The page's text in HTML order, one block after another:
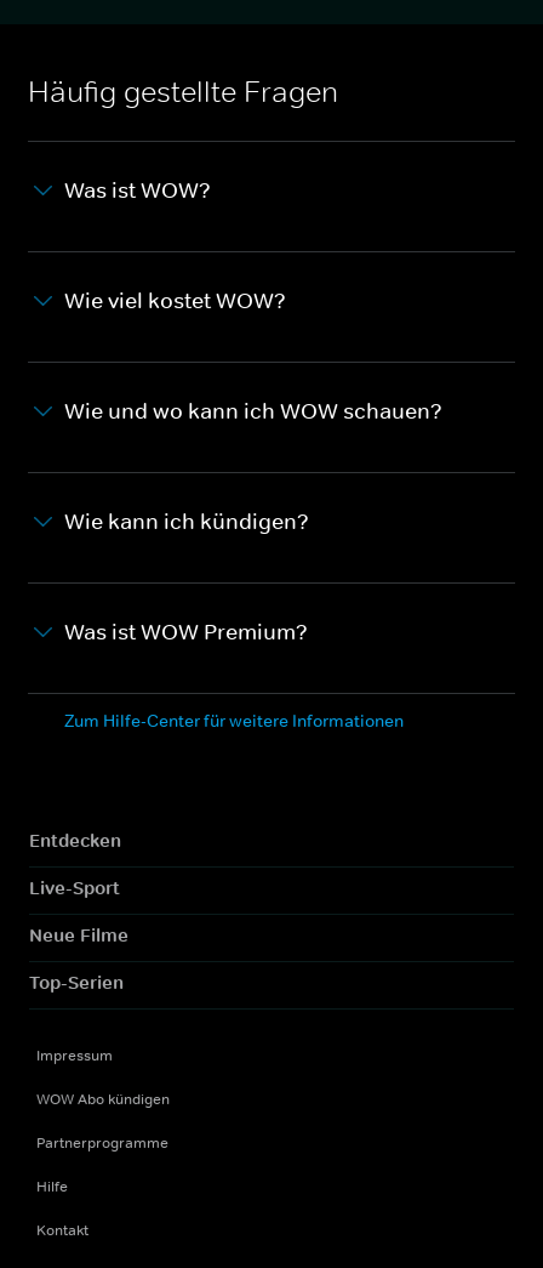
Häufig gestellte Fragen
Was ist WOW?
Wie viel kostet WOW?
Wie und wo kann ich WOW schauen?
Wie kann ich kündigen?
Was ist WOW Premium?
Zum Hilfe-Center für weitere Informationen
Entdecken
Live-Sport
Neue Filme
Top-Serien
Impressum
WOW Abo kündigen
Partnerprogramme
Hilfe
Kontakt